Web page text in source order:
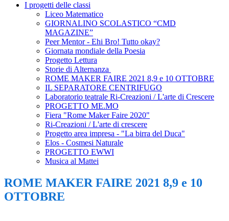
I progetti delle classi
Liceo Matematico
GIORNALINO SCOLASTICO “CMD
MAGAZINE”
Peer Mentor - Ehi Bro! Tutto okay?
Giornata mondiale della Poesia
Progetto Lettura
Storie di Alternanza
ROME MAKER FAIRE 2021 8,9 e 10 OTTOBRE
IL SEPARATORE CENTRIFUGO
Laboratorio teatrale Ri-Creazioni / L'arte di Crescere
PROGETTO ME.MO
Fiera "Rome Maker Faire 2020"
Ri-Creazioni / L'arte di crescere
Progetto area impresa - "La birra del Duca"
Elos - Cosmesi Naturale
PROGETTO EWWI
Musica al Mattei
ROME MAKER FAIRE 2021 8,9 e 10
OTTOBRE